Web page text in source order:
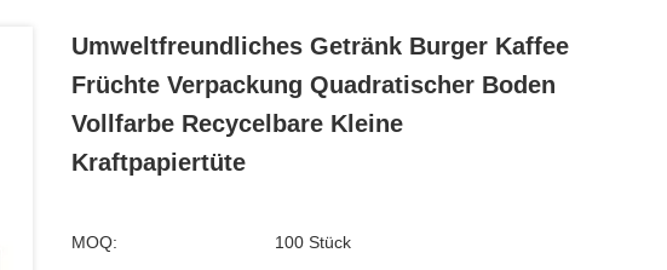
Umweltfreundliches Getränk Burger Kaffee
Früchte Verpackung Quadratischer Boden
Vollfarbe Recycelbare Kleine
Kraftpapiertüte
MOQ: 100 Stück